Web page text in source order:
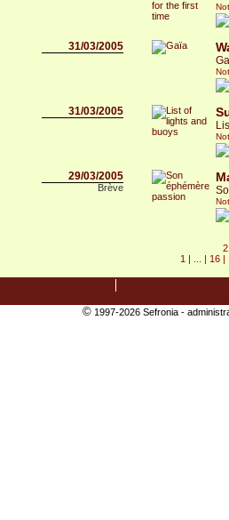
31/03/2005
31/03/2005
29/03/2005
Brève
1 | ... | 16|
©1997-2026 Sefronia -